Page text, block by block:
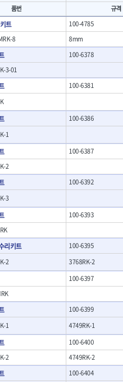
스
기
레인
컴팩
니릴
니터
라
기
소기
트
기
척기
기
리
렌치
터
프커터
기세트
트
기
- 케이블타이
- 스피커
안전용품
- 안전안경
- 안전고글
- 방독마스크
- 보호복
- 낙하방지코드
- 무릎 보호대
- 열풍기
- 히터
- 충전식분무기
- 선풍기
- 용접기
- LED램프
- 예초기
- 라디에이터
- 심지난로
- 온수 히터
- 열선
- 정온선
- 콤프레셔
KAKURI
KLEIN
KUKEN
LOGOSOL(AGMA)
MAYHEW
PFEIL
RUKO
SENCI
SWANSON
함
비트 THETA-스패너
악세서리 THETA-측정
TUOFU
WOODCRAFT
ZETA(PVC커터)
나이텍스
바람돌이
아임삭
우주전열(겨울)
조란
협성
품번
규격
트 100-4785
8
8mm
100-6378
3-01
100-6381
100-6386
1
100-6387
2
100-6392
3
100-6393
리키트 100-6395
2
3768RK-2
100-6397
100-6399
1
4749RK-1
100-6400
2
4749RK-2
100-6404